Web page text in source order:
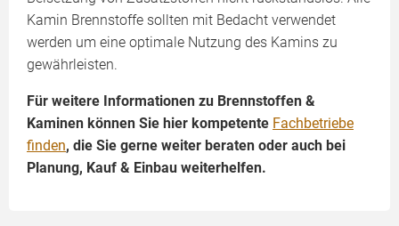
Kamin Brennstoffe sollten mit Bedacht verwendet
werden um eine optimale Nutzung des Kamins zu
gewährleisten.
Für weitere Informationen zu Brennstoffen &
Kaminen können Sie hier kompetente Fachbetriebe
finden, die Sie gerne weiter beraten oder auch bei
Planung, Kauf & Einbau weiterhelfen.